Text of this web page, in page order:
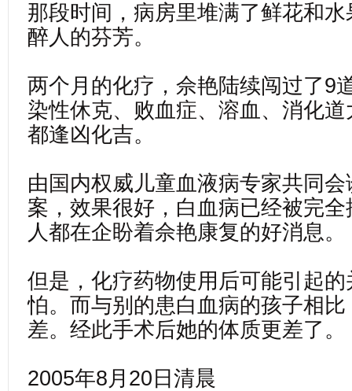
那段时间，病房里堆满了鲜花和
醉人的芬芳。
两个月的化疗，佘艳陆续闯过了9
染性休克、败血症、溶血、消化
都逢凶化吉。
由国内权威儿童血液病专家共同
案，效果很好，白血病已经被完
人都在企盼着佘艳康复的好消息。
但是，化疗药物使用后可能引起
怕。而与别的患白血病的孩子相
差。经此手术后她的体质更差了。
2005年8月20日清晨